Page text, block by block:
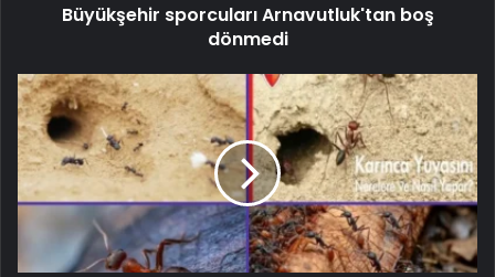
Büyükşehir sporcuları Arnavutluk'tan boş
dönmedi